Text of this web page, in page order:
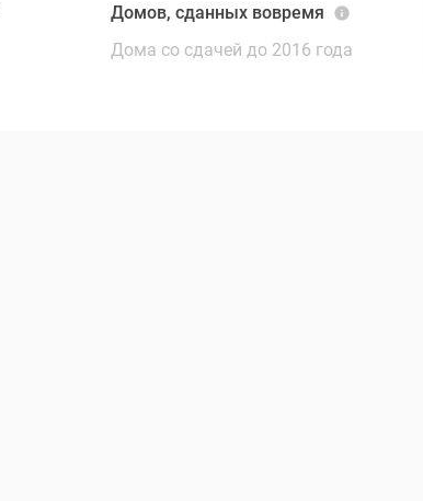
Домов, сданных вовремя
Дома со сдачей до 2016 года